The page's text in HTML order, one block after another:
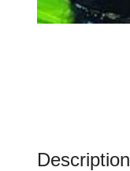
Description